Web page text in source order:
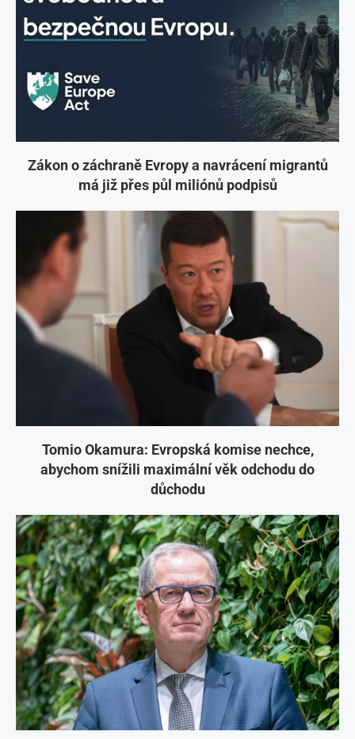
Zákon o záchraně Evropy a navrácení migrantů
má již přes půl miliónů podpisů
Tomio Okamura: Evropská komise nechce,
abychom snížili maximální věk odchodu do
důchodu